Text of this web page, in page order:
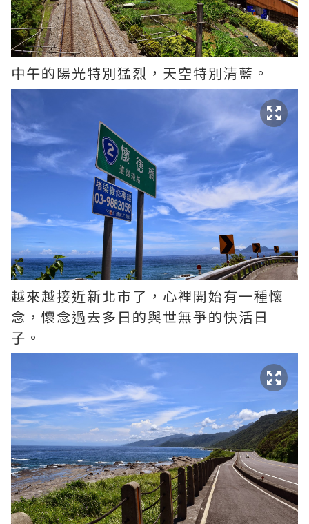
中午的陽光特別猛烈，天空特別清藍。
越來越接近新北市了，心裡開始有一種懷
念，懷念過去多日的與世無爭的快活日
子。